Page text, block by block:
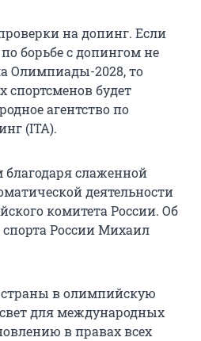
на допинг. Если
борьбе с допингом не
Олимпиады-2028, то
спортсменов будет
агентство по
(ITA).
слаженной
деятельности
комитета России. Об
России Михаил
в олимпийскую
для международных
в правах всех